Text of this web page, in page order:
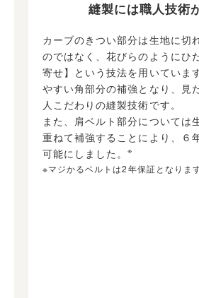
縫製には職人技術
カーブのきつい部分は生地に切
のではなく、花びらのようにひ
寄せ】という技法を用いていま
やすい角部分の補強となり、見
人こだわりの縫製技術です。
また、肩ベルト部分については
重ねて補強することにより、６
可能にしました。※
※マジかるベルトは2年保証となります